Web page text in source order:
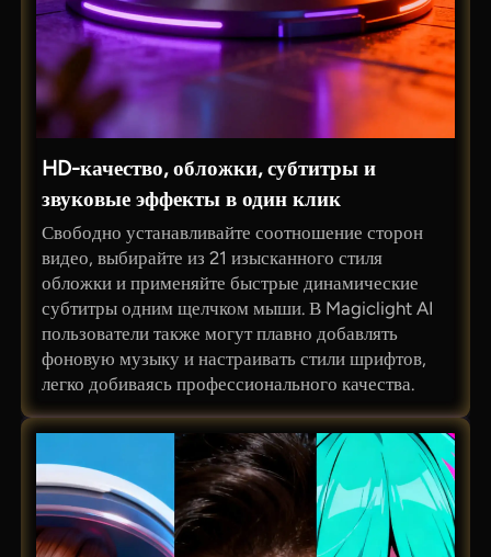
HD-качество, обложки, субтитры и
звуковые эффекты в один клик
Свободно устанавливайте соотношение сторон
видео, выбирайте из 21 изысканного стиля
обложки и применяйте быстрые динамические
субтитры одним щелчком мыши. В Magiclight AI
пользователи также могут плавно добавлять
фоновую музыку и настраивать стили шрифтов,
легко добиваясь профессионального качества.